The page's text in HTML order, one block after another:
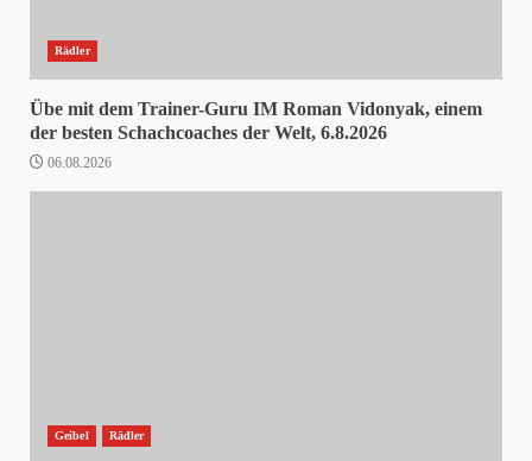
Rädler
Übe mit dem Trainer-Guru IM Roman Vidonyak, einem
der besten Schachcoaches der Welt, 6.8.2026
06.08.2026
Geibel Rädler